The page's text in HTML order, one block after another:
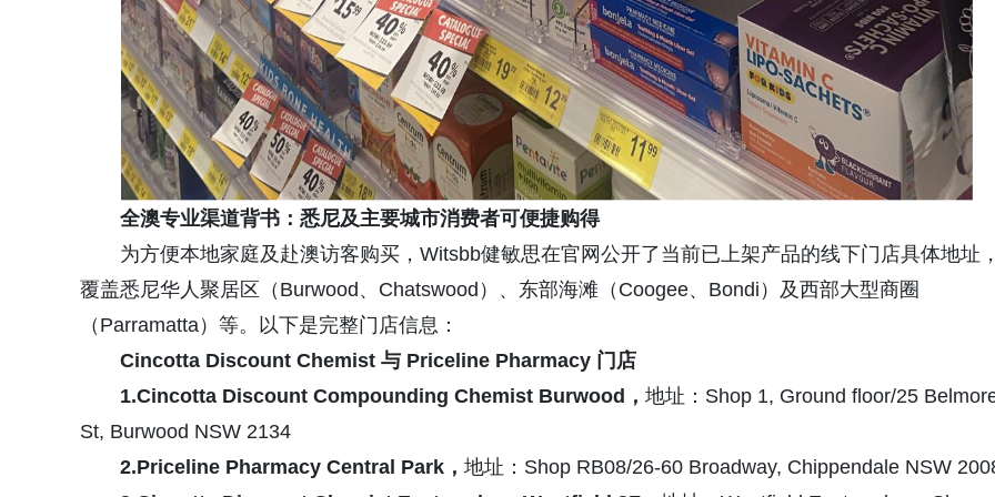
全澳专业渠道背书：悉尼及主要城市消费者可便捷购得
为方便本地家庭及赴澳访客购买，Witsbb健敏思在官网公开了当前已上架产品的线下门店具体地址，
覆盖悉尼华人聚居区（Burwood、Chatswood）、东部海滩（Coogee、Bondi）及西部大型商圈
（Parramatta）等。以下是完整门店信息：
Cincotta Discount Chemist 与 Priceline Pharmacy 门店
1.Cincotta Discount Compounding Chemist Burwood ， 地址：Shop 1, Ground floor/25
St, Burwood NSW 2134
2.Priceline Pharmacy Central Park ， 地址：Shop RB08/26-60 Broadway, Chippendale NSW